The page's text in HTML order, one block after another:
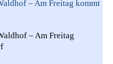
– Am Freitag